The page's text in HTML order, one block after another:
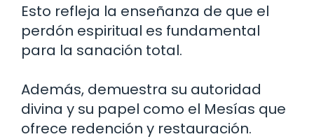
Esto refleja la enseñanza de que el
perdón espiritual es fundamental
para la sanación total.
Además, demuestra su autoridad
divina y su papel como el Mesías que
ofrece redención y restauración.